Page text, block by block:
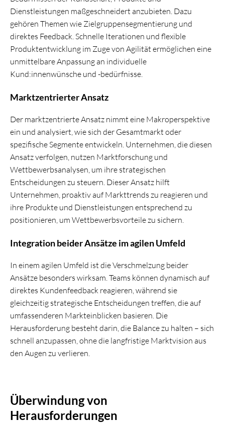
Dienstleistungen maßgeschneidert anzubieten. Dazu
gehören Themen wie Zielgruppensegmentierung und
direktes Feedback. Schnelle Iterationen und flexible
Produktentwicklung im Zuge von Agilität ermöglichen eine
unmittelbare Anpassung an individuelle
Kund:innenwünsche und -bedürfnisse.
Marktzentrierter Ansatz
Der marktzentrierte Ansatz nimmt eine Makroperspektive
ein und analysiert, wie sich der Gesamtmarkt oder
spezifische Segmente entwickeln. Unternehmen, die diesen
Ansatz verfolgen, nutzen Marktforschung und
Wettbewerbsanalysen, um ihre strategischen
Entscheidungen zu steuern. Dieser Ansatz hilft
Unternehmen, proaktiv auf Markttrends zu reagieren und
ihre Produkte und Dienstleistungen entsprechend zu
positionieren, um Wettbewerbsvorteile zu sichern.
Integration beider Ansätze im agilen Umfeld
In einem agilen Umfeld ist die Verschmelzung beider
Ansätze besonders wirksam. Teams können dynamisch auf
direktes Kundenfeedback reagieren, während sie
gleichzeitig strategische Entscheidungen treffen, die auf
umfassenderen Markteinblicken basieren. Die
Herausforderung besteht darin, die Balance zu halten – sich
schnell anzupassen, ohne die langfristige Marktvision aus
den Augen zu verlieren.
Überwindung von
Herausforderungen